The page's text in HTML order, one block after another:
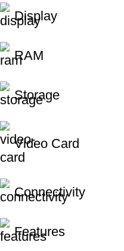
Display
RAM
Storage
Video Card
Connectivity
Features